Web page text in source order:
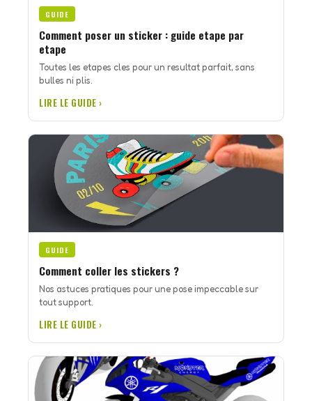
GUIDE
Comment poser un sticker : guide etape par
etape
Toutes les etapes cles pour un resultat parfait, sans
bulles ni plis.
LIRE LE GUIDE ›
GUIDE
Comment coller les stickers ?
Nos astuces pratiques pour une pose impeccable sur
tout support.
LIRE LE GUIDE ›